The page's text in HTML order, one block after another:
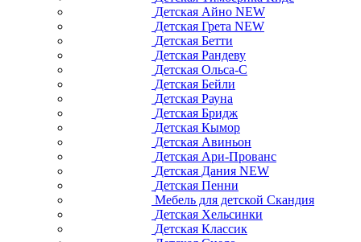
Детская Айно NEW
Детская Грета NEW
Детская Бетти
Детская Рандеву
Детская Ольса-С
Детская Бейли
Детская Рауна
Детская Бридж
Детская Кымор
Детская Авиньон
Детская Ари-Прованс
Детская Дания NEW
Детская Пенни
Мебель для детской Скандия
Детская Хельсинки
Детская Классик